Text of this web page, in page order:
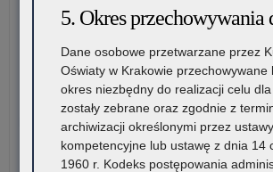
6 sierpnia 2026
VI edycja Ogólnopolskiej
Procesie Inwestycyjno-
Komitet Główny
o Procesie Inwestycyjno-
harmonogram…
5. Okres przechowywania
Dane osobowe przetwarzane przez
Oświaty w Krakowie przechowywane
okres niezbędny do realizacji celu
zostały zebrane oraz zgodnie z
archiwizacji określonymi przez ustawy
kompetencyjne lub ustawę z dnia 14
1960 r. Kodeks postępowania